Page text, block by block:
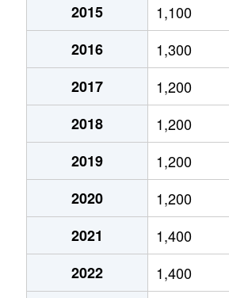
西宮の沢６条
2,200万円
星置１条
2,300万円
星置１条
1,800万円
星置１条
1,500万円
星置２条
1,400万円
前田５条
1,900万円
前田５条
910万円
2015
1,100
2016
1,300
2017
1,200
2018
1,200
2019
1,200
2020
1,200
2021
1,400
2022
1,400